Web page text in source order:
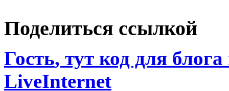
Поделиться ссылкой
Гость, тут код для
LiveInternet